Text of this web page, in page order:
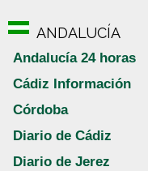
ANDALUCÍA
Andalucía 24 horas
Cádiz Información
Córdoba
Diario de Cádiz
Diario de Jerez